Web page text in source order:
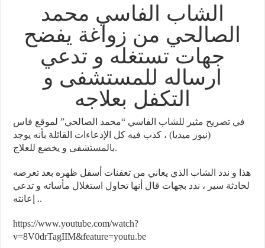
الشاب الفاسي محمد
الصالحي من زواغة يفضح
جهات تستغله و تدعي
ارساله للمستشفى و
التكفل بعلاجه
في تصريح مثير للشاب الفاسي “محمد الصالحي” لموقع فاس
(نيوز ميديا) ، كذب فيه كل الإدعاءات القائلة بأنه يوجد
بالمستشفى و يخضع للعلاج.
هذا و ندد الشاب الذي يعاني من تعفنات أسفل ظهره بعد تعرضه
لحادثة سير ، ندد بجهات قال أنها تحاول استغلال مأساته و تدعي
إعانته ..
https://www.youtube.com/watch?
v=8V0drTagIIM&feature=youtu.be